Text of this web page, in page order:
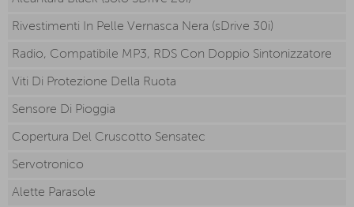
Rivestimenti In Pelle Vernasca Nera (sDrive 30i)
Radio, Compatibile MP3, RDS Con Doppio Sintonizzatore
Viti Di Protezione Della Ruota
Sensore Di Pioggia
Copertura Del Cruscotto Sensatec
Servotronico
Alette Parasole